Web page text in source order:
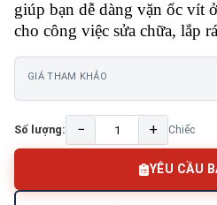
giúp bạn dễ dàng vặn ốc vít
cho công việc sửa chữa, lắp
GIÁ THAM KHẢO
Số lượng: − + Chiếc
YÊU CẦU